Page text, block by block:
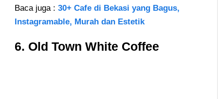
Baca juga : 30+ Cafe di Bekasi yang Bagus,
Instagramable, Murah dan Estetik
6. Old Town White Coffee